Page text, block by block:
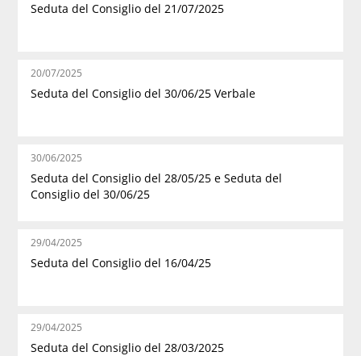
Seduta del Consiglio del 21/07/2025
20/07/2025
Seduta del Consiglio del 30/06/25 Verbale
30/06/2025
Seduta del Consiglio del 28/05/25 e Seduta del
Consiglio del 30/06/25
29/04/2025
Seduta del Consiglio del 16/04/25
29/04/2025
Seduta del Consiglio del 28/03/2025